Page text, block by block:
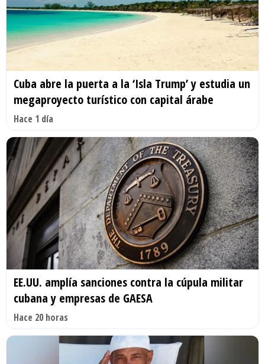
Cuba abre la puerta a la ‘Isla Trump’ y estudia un
megaproyecto turístico con capital árabe
Hace 1 día
EE.UU. amplía sanciones contra la cúpula militar
cubana y empresas de GAESA
Hace 20 horas